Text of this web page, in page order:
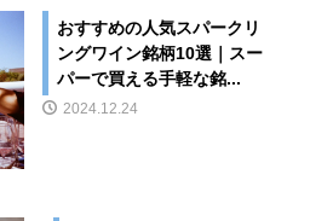
おすすめの人気スパークリ
ングワイン銘柄10選｜スー
パーで買える手軽な銘...
2024.12.24